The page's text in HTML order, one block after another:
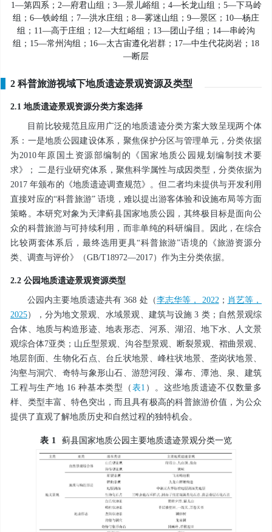
1—第四系；2—府君山组；3—景儿峪组；4—长龙山组；5—下马岭
组；6—铁岭组；7—洪水庄组；8—雾迷山组；9—景区；10—杨庄
组；11—高于庄组；12—大红峪组；13—团山子组；14—串岭沟
组；15—常州沟组；16—太古宙遵化岩群；17—中生代花岗岩；18
—断层
2 科普旅游视域下地质遗迹景观资源及类型
2.1 地质遗迹景观资源分类方案选择
目前比较规范且应用广泛的地质遗迹分类方案大致呈现两个体
系：一是地质公园建设体系，聚焦保护分区与管理单元，分类依据
为2010年原国土资源部编制的《国家地质公园规划编制技术要
求》； 二是行业研究体系，聚焦科学属性与成因类型，分类依据为
2017 年颁布的《地质遗迹调查规范》。但二者均未提供与开发利用
直接对应的“科普旅游” 语境，难以提出游客体验和设施布局等方面
策略。本研究对象为天津蓟县国家地质公园，其终极目标是面向公
众的科普旅游与可持续利用，而非单纯的科研编目。因此，在综合
比较两套体系后，最终选用更具“科普旅游”语境的《旅游资源分
类、调查与评价》（GB/T18972—2017）作为主分类依据。
2.2 公园地质遗迹景观资源类型
公园内主要地质遗迹共有 368 处（李志华等， 2022； 肖艺等，
2025），分为地文景观、水域景观、建筑与设施 3 类；自然景观综
合体、地质与构造形迹、地表形态、河系、湖沼、地下水、人文景
观综合体7亚类；山丘型景观、沟谷型景观、断裂景观、褶曲景观、
地层剖面、生物化石点、台丘状地景、峰柱状地景、垄岗状地景、
沟壑与洞穴、奇特与象形山石、游憩河段、瀑布、潭池、泉、建筑
工程与生产地 16 种基本类型（ 表1 ）。这些地质遗迹不仅数量多
样、类型丰富、特色突出，而且具有极高的科普旅游价值，为公众
提供了直观了解地质历史和自然过程的独特机会。
表 1 蓟县国家地质公园主要地质遗迹景观分类一览